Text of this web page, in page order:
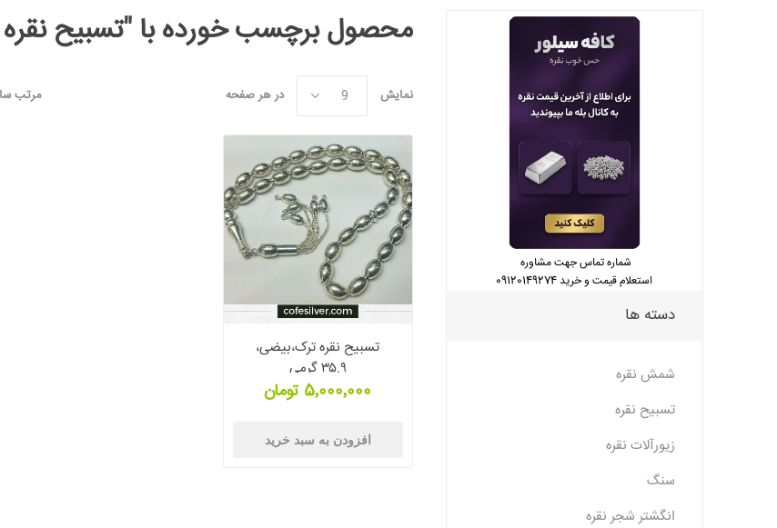
محصول برچسب خورده با "تسبیح نقره
مرتب نمایش در هر صفحه
تسبیح نقره ترک،بیضی،
۳۵.۹ گرمی
5٬000٬000 تومان
افزودن به سبد خرید
شماره تماس جهت مشاوره
استعلام قیمت و خرید 09120149274
دسته ها
شمش نقره
تسبیح نقره
زیورآلات نقره
سنگ
انگشتر شجر نقره